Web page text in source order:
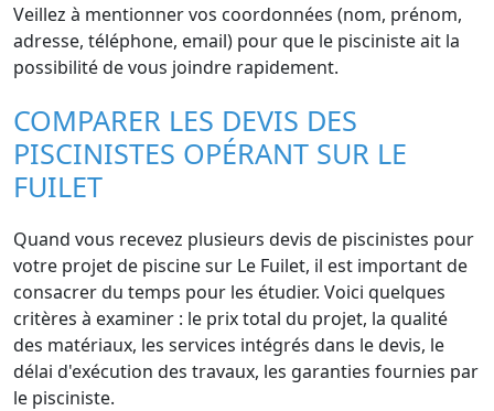
Veillez à mentionner vos coordonnées (nom, prénom,
adresse, téléphone, email) pour que le pisciniste ait la
possibilité de vous joindre rapidement.
COMPARER LES DEVIS DES
PISCINISTES OPÉRANT SUR LE
FUILET
Quand vous recevez plusieurs devis de piscinistes pour
votre projet de piscine sur Le Fuilet, il est important de
consacrer du temps pour les étudier. Voici quelques
critères à examiner : le prix total du projet, la qualité
des matériaux, les services intégrés dans le devis, le
délai d'exécution des travaux, les garanties fournies par
le pisciniste.